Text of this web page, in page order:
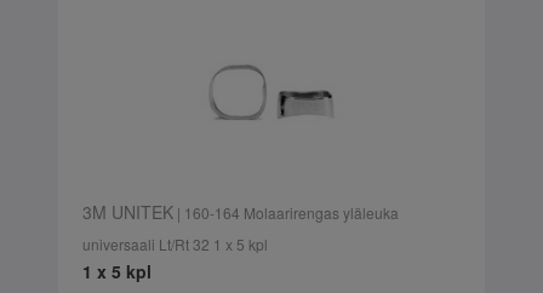
3M UNITEK| 160-164 Molaarirengas yläleuka
universaali Lt/Rt 32 1 x 5 kpl
1 x 5 kpl